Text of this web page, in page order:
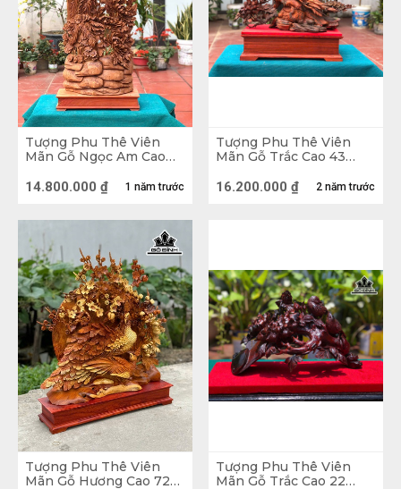
Tượng gỗ Phu Thê Viên Mãn Gỗ Hương
Con chim Công
Tượng Phu Thê Viên
Mãn Gỗ Ngọc Am Cao
(cm)
1 năm trước
14.800.000 ₫
Tượng Phu Thê Viên
Mãn Gỗ Trắc Cao 43
Cả Kỷ Cao 58
2 năm trước
16.200.000 ₫
Tượng Phu Thê Viên
Mãn Gỗ Hương Cao 72
Tượng Phu Thê Viên
Mãn Gỗ Trắc Cao 22